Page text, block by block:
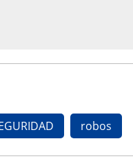
robos